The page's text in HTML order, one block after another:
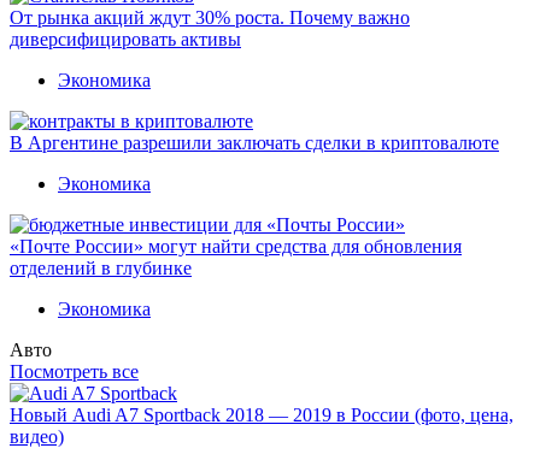
От рынка акций ждут 30% роста. Почему важно
диверсифицировать активы
Экономика
В Аргентине разрешили заключать сделки в криптовалюте
Экономика
«Почте России» могут найти средства для обновления
отделений в глубинке
Экономика
Авто
Посмотреть все
Новый Audi A7 Sportback 2018 — 2019 в России (фото, цена,
видео)